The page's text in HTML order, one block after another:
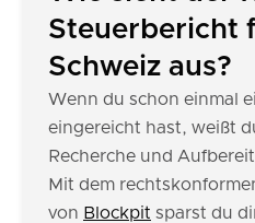
Steuerbericht
Schweiz aus?
Wenn du schon einmal
eingereicht hast, weißt
Recherche und
Mit dem
von Blockpit sparst du